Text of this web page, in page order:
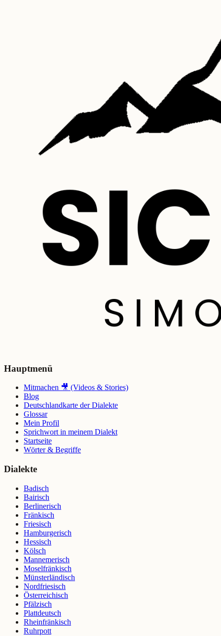
Hauptmenü
Mitmachen 🎥 (Videos & Stories)
Blog
Deutschlandkarte der Dialekte
Glossar
Mein Profil
Sprichwort in meinem Dialekt
Startseite
Wörter & Begriffe
Dialekte
Badisch
Bairisch
Berlinerisch
Fränkisch
Friesisch
Hamburgerisch
Hessisch
Kölsch
Mannemerisch
Moselfränkisch
Münsterländisch
Nordfriesisch
Österreichisch
Pfälzisch
Plattdeutsch
Rheinfränkisch
Ruhrpott